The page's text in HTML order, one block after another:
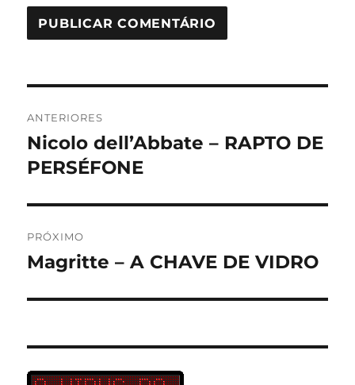
de
Post
ANTERIORES
Post
anterior:
Nicolo dell’Abbate – RAPTO DE
PERSÉFONE
PRÓXIMO
Próximo
Magritte – A CHAVE DE VIDRO